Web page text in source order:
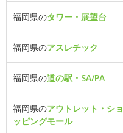
福岡県のタワー・展望台
福岡県のアスレチック
福岡県の道の駅・SA/PA
福岡県のアウトレット・ショ
ッピングモール